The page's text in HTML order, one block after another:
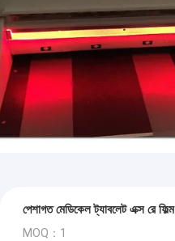
পেশাগত মেডিকেল ট্যাবলেট এক্স রে
MOQ：1